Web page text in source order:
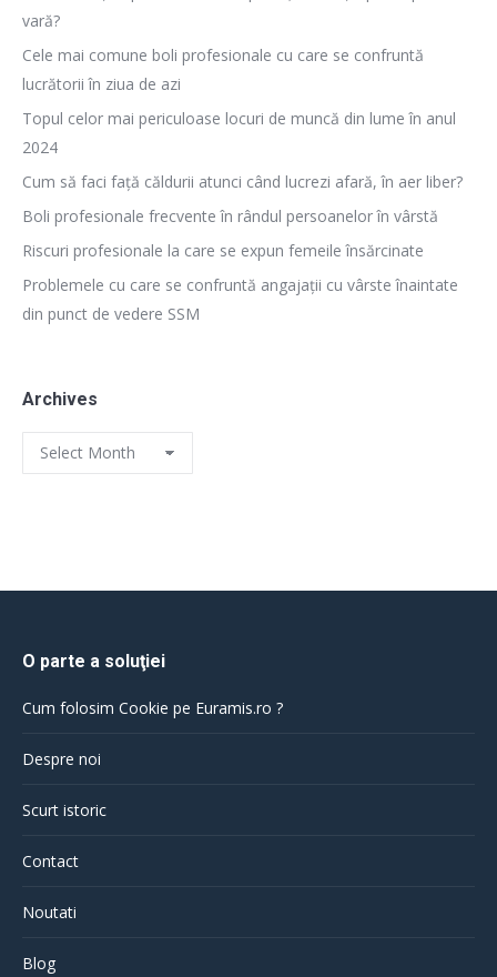
vară?
Cele mai comune boli profesionale cu care se confruntă
lucrătorii în ziua de azi
Topul celor mai periculoase locuri de muncă din lume în anul
2024
Cum să faci față căldurii atunci când lucrezi afară, în aer liber?
Boli profesionale frecvente în rândul persoanelor în vârstă
Riscuri profesionale la care se expun femeile însărcinate
Problemele cu care se confruntă angajații cu vârste înaintate
din punct de vedere SSM
Archives
Archives
O parte a soluţiei
Cum folosim Cookie pe Euramis.ro ?
Despre noi
Scurt istoric
Contact
Noutati
Blog